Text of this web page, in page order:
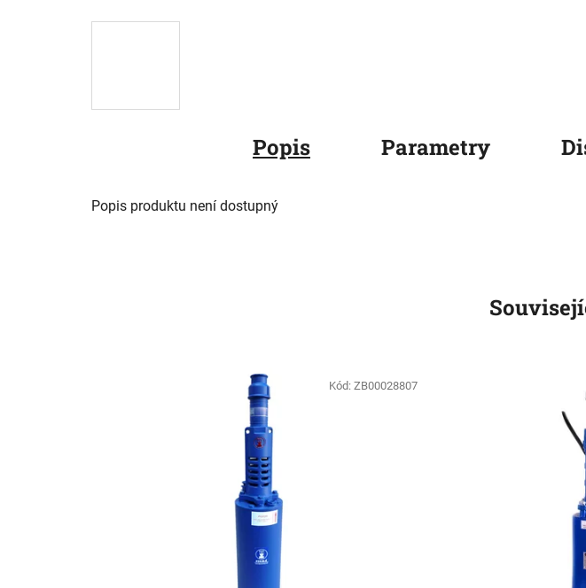
Popis Parametry
Popis produktu není dostupný
Kód:ZB00028807